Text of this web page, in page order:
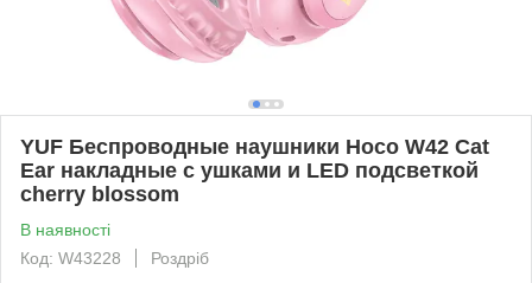
YUF Беспроводные наушники Hoco W42 Cat
Ear накладные с ушками и LED подсветкой
cherry blossom
В наявності
Код: W43228
Роздріб